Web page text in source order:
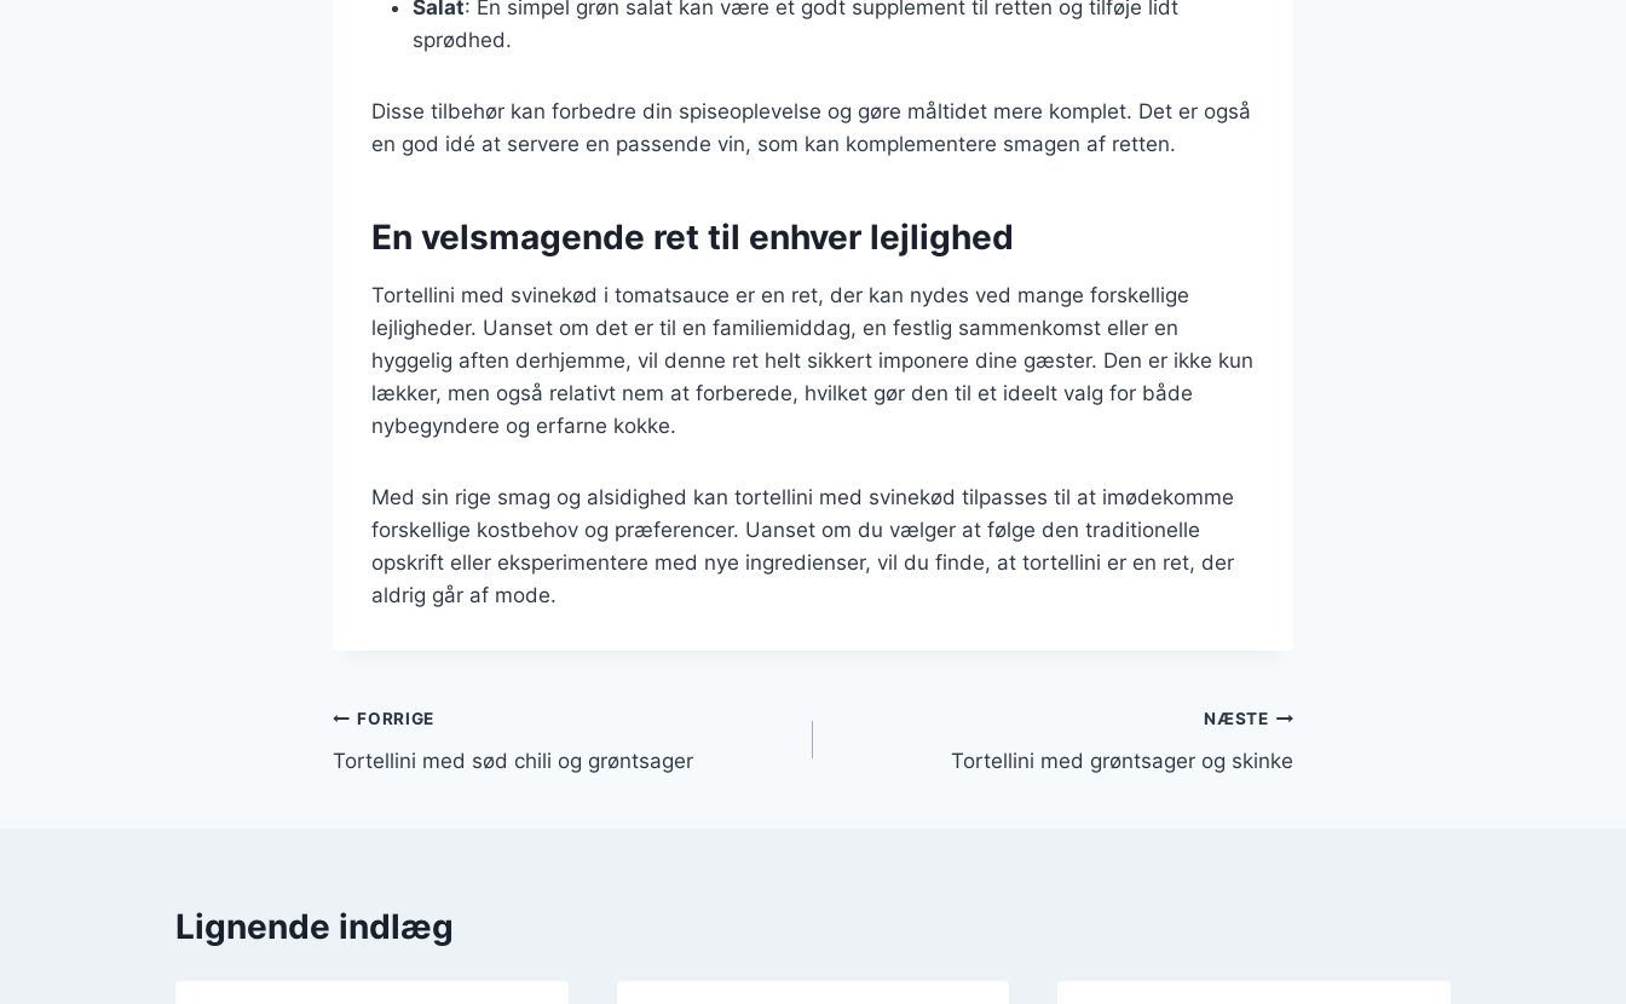
Salat: En simpel grøn salat kan være et godt supplement til retten og tilføje lidt
sprødhed.
Disse tilbehør kan forbedre din spiseoplevelse og gøre måltidet mere komplet. Det er også
en god idé at servere en passende vin, som kan komplementere smagen af retten.
En velsmagende ret til enhver lejlighed
Tortellini med svinekød i tomatsauce er en ret, der kan nydes ved mange forskellige
lejligheder. Uanset om det er til en familiemiddag, en festlig sammenkomst eller en
hyggelig aften derhjemme, vil denne ret helt sikkert imponere dine gæster. Den er ikke kun
lækker, men også relativt nem at forberede, hvilket gør den til et ideelt valg for både
nybegyndere og erfarne kokke.
Med sin rige smag og alsidighed kan tortellini med svinekød tilpasses til at imødekomme
forskellige kostbehov og præferencer. Uanset om du vælger at følge den traditionelle
opskrift eller eksperimentere med nye ingredienser, vil du finde, at tortellini er en ret, der
aldrig går af mode.
Indlægsnavigation
FORRIGE
Tortellini med sød chili og grøntsager
NÆSTE
Tortellini med grøntsager og skinke
Lignende indlæg